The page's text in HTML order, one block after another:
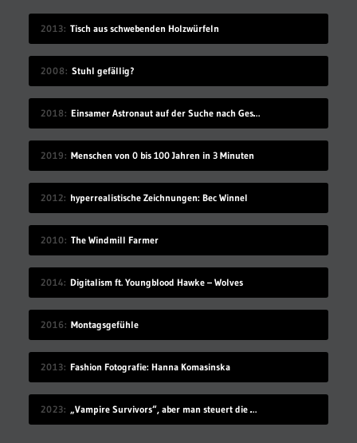
2013 Tisch aus schwebenden Holzwürfeln
2008 Stuhl gefällig?
2018 Einsamer Astronaut auf der Suche nach Gesellschaft
2019 Menschen von 0 bis 100 Jahren in 3 Minuten
2012 hyperrealistische Zeichnungen: Bec Winnel
2010 The Windmill Farmer
2014 Digitalism ft. Youngblood Hawke – Wolves
2016 Montagsgefühle
2013 Fashion Fotografie: Hanna Komasinska
2023 „Vampire Survivors“, aber man steuert die Monster